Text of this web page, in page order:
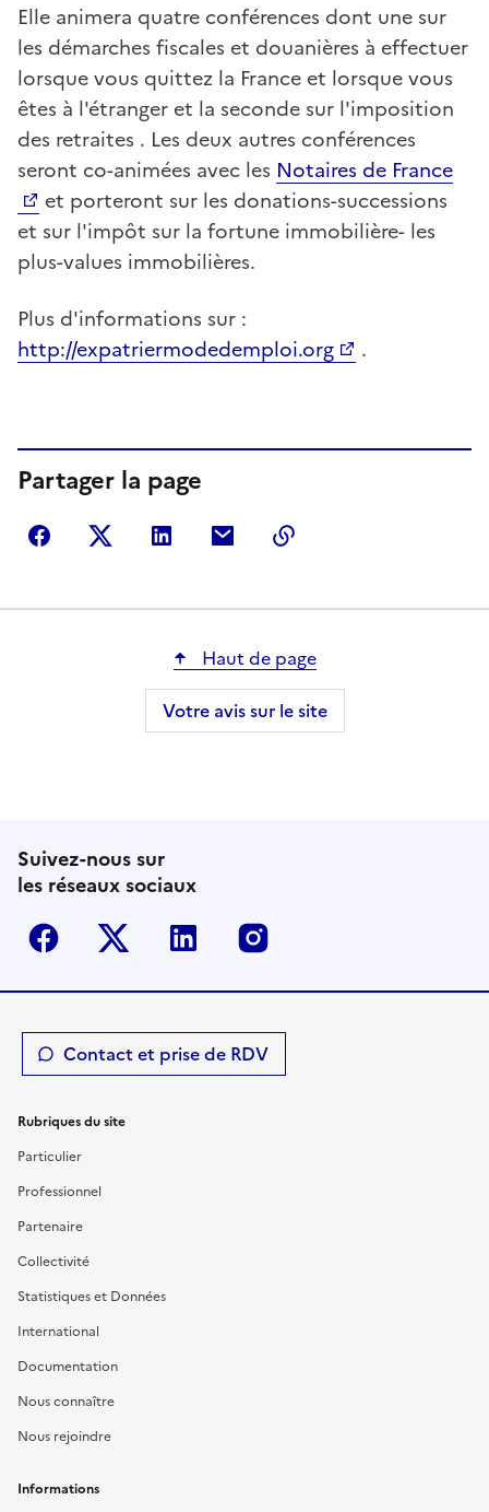
Elle animera quatre conférences dont une sur
les démarches fiscales et douanières à effectuer
lorsque vous quittez la France et lorsque vous
êtes à l'étranger et la seconde sur l'imposition
des retraites . Les deux autres conférences
seront co-animées avec les Notaires de France
et porteront sur les donations-successions
et sur l'impôt sur la fortune immobilière- les
plus-values immobilières.
Plus d'informations sur :
http://expatriermodedemploi.org
.
Partager la page
Partager sur Facebook
Partager sur Twitter
Partager sur LinkedIn
Partager par courriel
Haut de page
Votre avis sur le site
Suivez-nous sur
les réseaux sociaux
Facebook Twitter-X Linkedin
Contact et prise de RDV
Rubriques du site
Particulier
Professionnel
Partenaire
Collectivité
Statistiques et Données
International
Documentation
Nous connaître
Nous rejoindre
Informations